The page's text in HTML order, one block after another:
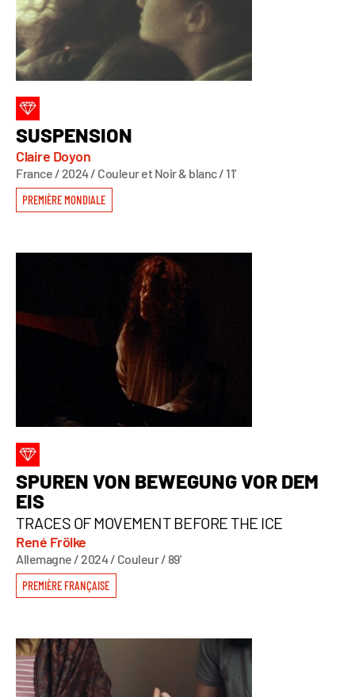
SUSPENSION
Claire Doyon
France / 2024 / Couleur et Noir & blanc / 11'
PREMIÈRE MONDIALE
SPUREN VON BEWEGUNG VOR DEM
EIS
TRACES OF MOVEMENT BEFORE THE ICE
René Frölke
Allemagne / 2024 / Couleur / 89'
PREMIÈRE FRANÇAISE